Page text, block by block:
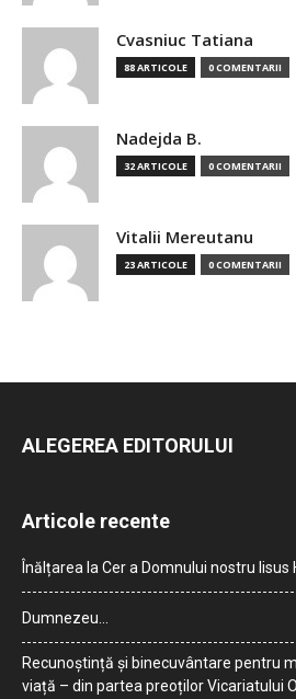
Cvasniuc Tatiana
88 ARTICOLE 0 COMENTARII
Nadejda B.
32 ARTICOLE 0 COMENTARII
Vitalii Mereutanu
23 ARTICOLE 0 COMENTARII
ALEGEREA EDITORULUI
Articole recente
Înălțarea la Cer a Domnului nostru Iisus
Dumnezeu…
Recunoștință și binecuvântare pentru
viață – din partea preoților Vicariatului